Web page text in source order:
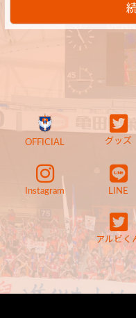
OFFICIAL グッズ
Instagram LINE
アルビく